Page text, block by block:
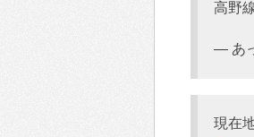
高野
— あ
現在